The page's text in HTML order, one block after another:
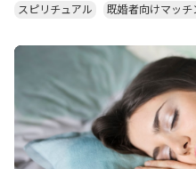
スピリチュアル 既婚者向けマッチ